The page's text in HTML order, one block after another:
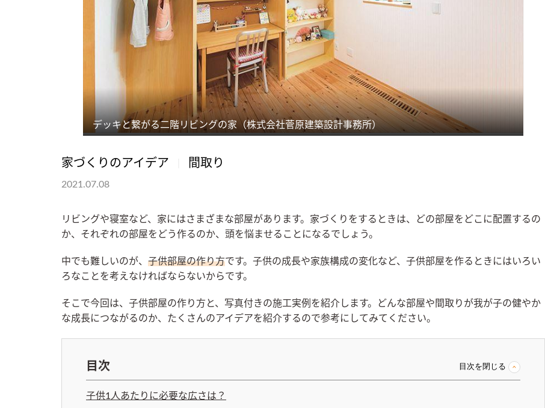
デッキと繋がる二階リビングの家（株式会社菅原建築設計事務所）
家づくりのアイデア 間取り
2021.07.08
リビングや寝室など、家にはさまざまな部屋があります。家づくりをするときは、どの部屋をどこに配置するの
か、それぞれの部屋をどう作るのか、頭を悩ませることになるでしょう。
中でも難しいのが、 子供部屋の作り方です。子供の成長や家族構成の変化など、子供部屋を作るときにはいろい
ろなことを考えなければならないからです。
そこで今回は、子供部屋の作り方と、写真付きの施工実例を紹介します。どんな部屋や間取りが我が子の健やか
な成長につながるのか、たくさんのアイデアを紹介するので参考にしてみてください。
目次 目次を閉じる
子供1人あたりに必要な広さは？